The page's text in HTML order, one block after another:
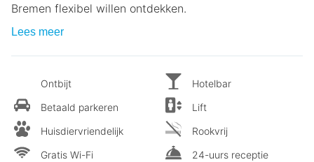
Bremen flexibel willen ontdekken.
Lees meer
Ontbijt
Betaald parkeren
Huisdiervriendelijk
Gratis Wi-Fi
Hotelbar
Lift
Rookvrij
24-uurs receptie